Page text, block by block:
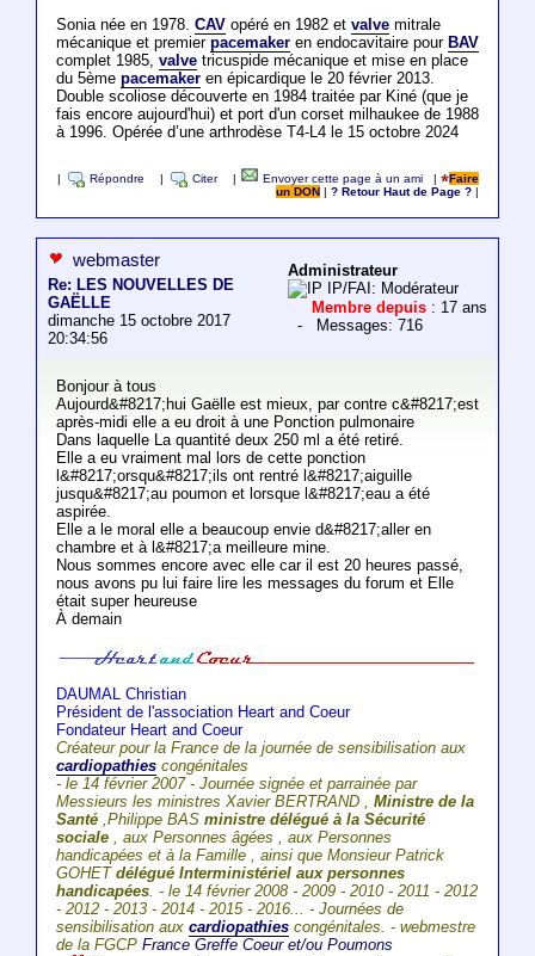
Sonia née en 1978. CAVopéré en 1982 et valvemitrale
mécanique et premier pacemakeren endocavitaire pour BAV
complet 1985, valvetricuspide mécanique et mise en place
du 5ème pacemakeren épicardique le 20 février 2013.
Double scoliose découverte en 1984 traitée par Kiné (que je
fais encore aujourd'hui) et port d'un corset milhaukee de 1988
à 1996. Opérée d’une arthrodèse T4-L4 le 15 octobre 2024
Répondre Citer Envoyer cette page à un ami |
Faire
un DON
|? Retour Haut de Page ?
webmaster
Re: LES NOUVELLES DE
GAËLLE
dimanche 15 octobre 2017
20:34:56
Administrateur
IP/FAI: Modérateur
Membre depuis : 17 ans
- Messages: 716
Bonjour à tous
Aujourd&#8217;hui Gaëlle est mieux, par contre c&#8217;est
après-midi elle a eu droit à une Ponction pulmonaire
Dans laquelle La quantité deux 250 ml a été retiré.
Elle a eu vraiment mal lors de cette ponction
l&#8217;orsqu&#8217;ils ont rentré l&#8217;aiguille
jusqu&#8217;au poumon et lorsque l&#8217;eau a été
aspirée.
Elle a le moral elle a beaucoup envie d&#8217;aller en
chambre et à l&#8217;a meilleure mine.
Nous sommes encore avec elle car il est 20 heures passé,
nous avons pu lui faire lire les messages du forum et Elle
était super heureuse
À demain
DAUMAL Christian
Président de l'association Heart and Coeur
Fondateur Heart and Coeur
Créateur pour la France de la journée de sensibilisation aux
cardiopathiescongénitales
- le 14 février 2007 - Journée signée et parrainée par
Messieurs les ministres Xavier BERTRAND , Ministre de la
Santé,Philippe BAS ministre délégué à la Sécurité
sociale, aux Personnes âgées , aux Personnes
handicapées et à la Famille , ainsi que Monsieur Patrick
GOHETdélégué Interministériel aux personnes
handicapées. - le 14 février 2008 - 2009 - 2010 - 2011 - 2012
- 2012 - 2013 - 2014 - 2015 - 2016... - Journées de
sensibilisation aux cardiopathiescongénitales. - webmestre
de la FGCP France Greffe Coeur et/ou Poumons